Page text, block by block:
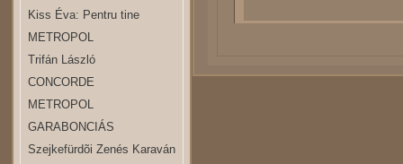
Kiss Éva: Pentru tine
METROPOL
Trifán László
CONCORDE
METROPOL
GARABONCIÁS
Szejkefürdõi Zenés Karaván